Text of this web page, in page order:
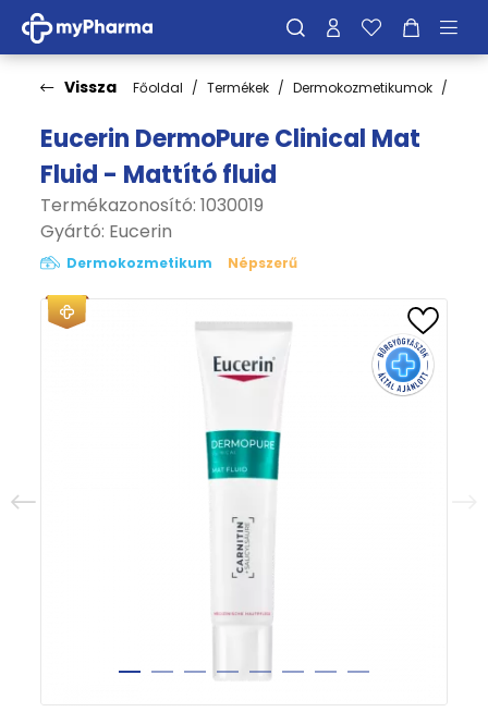
Vissza Főoldal Termékek Dermokozmetikumok
Eucerin DermoPure Clinical Mat
Fluid - Mattító fluid
Termékazonosító: 1030019
Gyártó: Eucerin
Dermokozmetikum Népszerű